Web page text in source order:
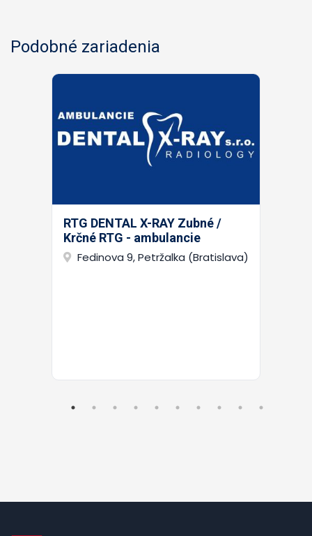
Podobné zariadenia
RTG DENTAL X-RAY Zubné /
Krčné RTG - ambulancie
Fedinova 9, Petržalka (Bratislava)